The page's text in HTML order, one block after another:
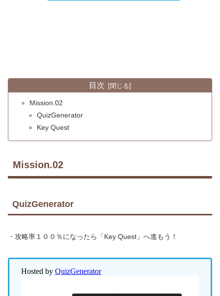
目次
Mission.02
QuizGenerator
Key Quest
Mission.02
QuizGenerator
・攻略率１００％になったら「Key Quest」へ進もう！